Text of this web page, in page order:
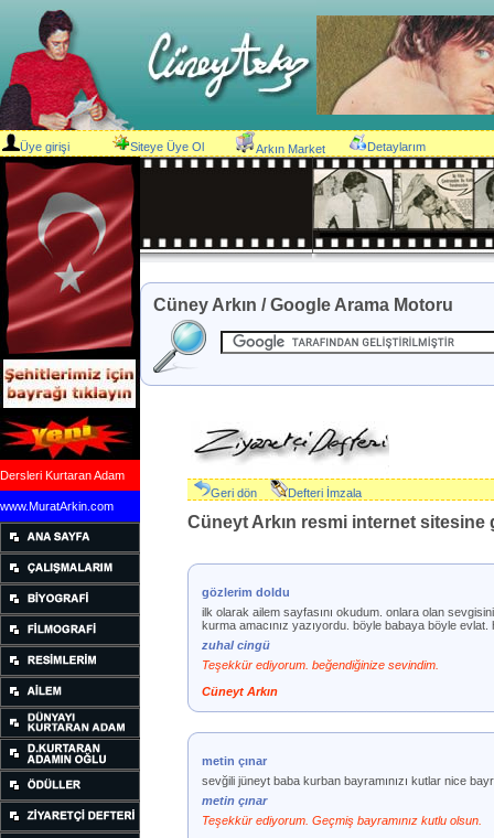
Üye girişi Siteye Üye Ol Arkın Market Detaylarım
Dersleri Kurtaran Adam
www.MuratArkin.com
Cüney Arkın / Google Arama Motoru
Geri dön Defteri İmzala
Cüneyt Arkın resmi internet
gözlerim doldu
ilk olarak ailem sayfasını okudum. onlara olan
kurma amacınız yazıyordu. böyle babaya böyle
zuhal cingü
Teşekkür ediyorum. beğendiğinize sevindim.
Cüneyt Arkın
metin çınar
sevğili jüneyt baba kurban bayramınızı kutlar nice
metin çınar
Teşekkür ediyorum. Geçmiş bayramınız kutlu olsun.